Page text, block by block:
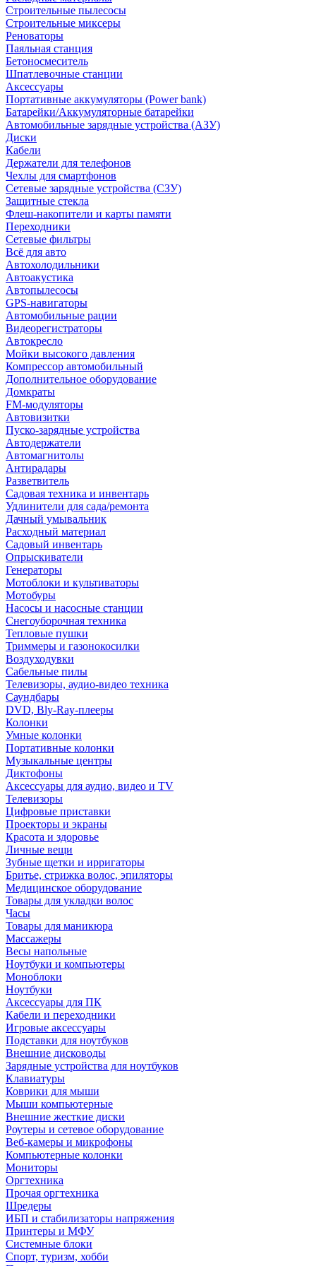
Строительные пылесосы
Строительные миксеры
Реноваторы
Паяльная станция
Бетоносмеситель
Шпатлевочные станции
Аксессуары
Портативные аккумуляторы (Power bank)
Батарейки/Аккумуляторные батарейки
Автомобильные зарядные устройства (АЗУ)
Диски
Кабели
Держатели для телефонов
Чехлы для смартфонов
Сетевые зарядные устройства (СЗУ)
Защитные стекла
Флеш-накопители и карты памяти
Переходники
Сетевые фильтры
Всё для авто
Автохолодильники
Автоакустика
Автопылесосы
GPS-навигаторы
Автомобильные рации
Видеорегистраторы
Автокресло
Мойки высокого давления
Компрессор автомобильный
Дополнительное оборудование
Домкраты
FM-модуляторы
Автовизитки
Пуско-зарядные устройства
Автодержатели
Автомагнитолы
Антирадары
Разветвитель
Садовая техника и инвентарь
Удлинители для сада/ремонта
Дачный умывальник
Расходный материал
Садовый инвентарь
Опрыскиватели
Генераторы
Мотоблоки и культиваторы
Мотобуры
Насосы и насосные станции
Снегоуборочная техника
Тепловые пушки
Триммеры и газонокосилки
Воздуходувки
Сабельные пилы
Телевизоры, аудио-видео техника
Саундбары
DVD, Bly-Ray-плееры
Колонки
Умные колонки
Портативные колонки
Музыкальные центры
Диктофоны
Аксессуары для аудио, видео и TV
Телевизоры
Цифровые приставки
Проекторы и экраны
Красота и здоровье
Личные вещи
Зубные щетки и ирригаторы
Бритье, стрижка волос, эпиляторы
Медицинское оборудование
Товары для укладки волос
Часы
Товары для маникюра
Массажеры
Весы напольные
Ноутбуки и компьютеры
Моноблоки
Ноутбуки
Аксессуары для ПК
Кабели и переходники
Игровые аксессуары
Подставки для ноутбуков
Внешние дисководы
Зарядные устройства для ноутбуков
Клавиатуры
Коврики для мыши
Мыши компьютерные
Внешние жесткие диски
Роутеры и сетевое оборудование
Веб-камеры и микрофоны
Компьютерные колонки
Мониторы
Оргтехника
Прочая оргтехника
Шредеры
ИБП и стабилизаторы напряжения
Принтеры и МФУ
Системные блоки
Спорт, туризм, хобби